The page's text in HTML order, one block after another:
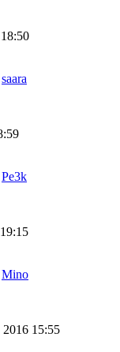
saara
Pe3k
Mino
15:55